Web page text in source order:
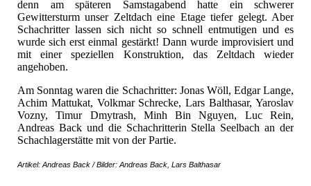
denn am späteren Samstagabend hatte ein schwerer
Gewittersturm unser Zeltdach eine Etage tiefer gelegt. Aber
Schachritter lassen sich nicht so schnell entmutigen und es
wurde sich erst einmal gestärkt! Dann wurde improvisiert und
mit einer speziellen Konstruktion, das Zeltdach wieder
angehoben.
Am Sonntag waren die Schachritter: Jonas Wöll, Edgar Lange,
Achim Mattukat, Volkmar Schrecke, Lars Balthasar, Yaroslav
Vozny, Timur Dmytrash, Minh Bin Nguyen, Luc Rein,
Andreas Back und die Schachritterin Stella Seelbach an der
Schachlagerstätte mit von der Partie.
Artikel: Andreas Back / Bilder: Andreas Back, Lars Balthasar